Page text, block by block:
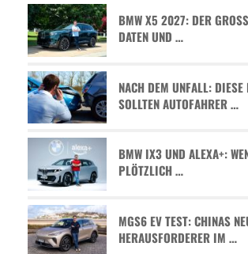
BMW X5 2027: DER
ATEN UND …
NACH DEM UNFALL: DIESE
SOLLTEN AUTOFAHRER …
BMW IX3 UND ALEXA+:
PLÖTZLICH …
MGS6 EV TEST: CHINAS
HERAUSFORDERER IM …